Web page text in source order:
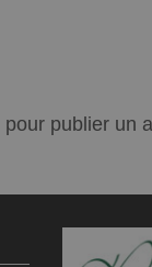
pour publier un